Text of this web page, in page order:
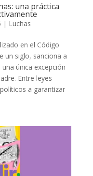
una práctica
| Luchas
en el Código
un siglo, sanciona a
única excepción
Entre leyes
a garantizar